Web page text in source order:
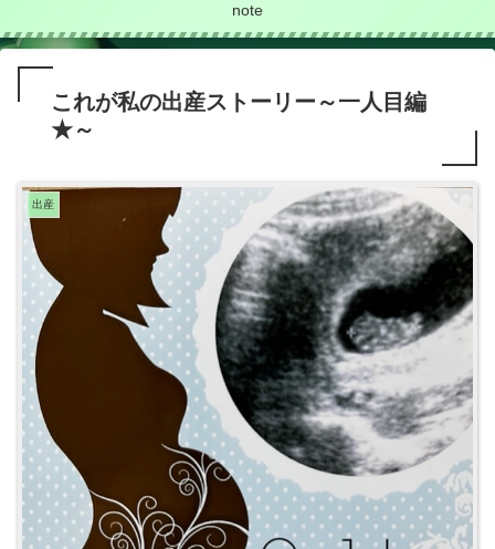
note
これが私の出産ストーリー～一人目編
★～
出産